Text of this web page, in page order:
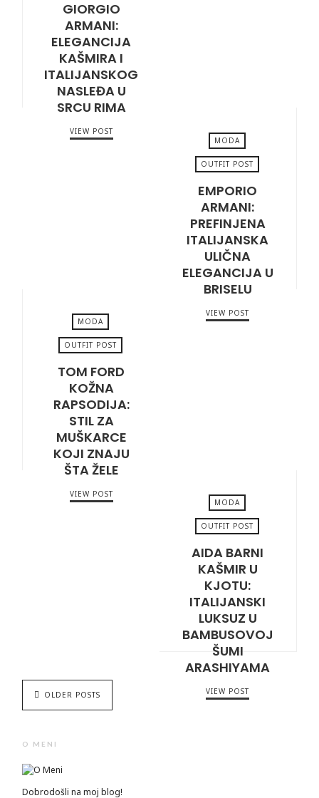
GIORGIO
ARMANI:
ELEGANCIJA
KAŠMIRA I
ITALIJANSKOG
NASLEĐA U
SRCU RIMA
VIEW POST
MODA
OUTFIT POST
EMPORIO
ARMANI:
PREFINJENA
ITALIJANSKA
ULIČNA
ELEGANCIJA U
BRISELU
VIEW POST
MODA
OUTFIT POST
TOM FORD
KOŽNA
RAPSODIJA:
STIL ZA
MUŠKARCE
KOJI ZNAJU
ŠTA ŽELE
VIEW POST
MODA
OUTFIT POST
AIDA BARNI
KAŠMIR U
KJOTU:
ITALIJANSKI
LUKSUZ U
BAMBUSOVOJ
ŠUMI
ARASHIYAMA
VIEW POST
OLDER POSTS
O MENI
Dobrodošli na moj blog!